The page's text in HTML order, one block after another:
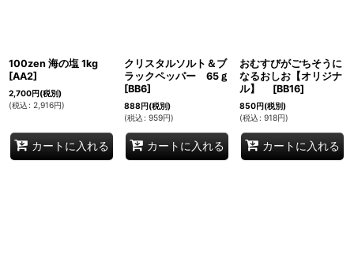
100zen 海の塩 1kg
[AA2]
2,700円(税別)
(税込: 2,916円)
カートに入れる
クリスタルソルト＆ブ
ラックペッパー 65ｇ
[BB6]
888円(税別)
(税込: 959円)
カートに入れる
おむすびがごちそうに
なるおしお【オリジナ
ル】
[BB16]
850円(税別)
(税込: 918円)
カートに入れる